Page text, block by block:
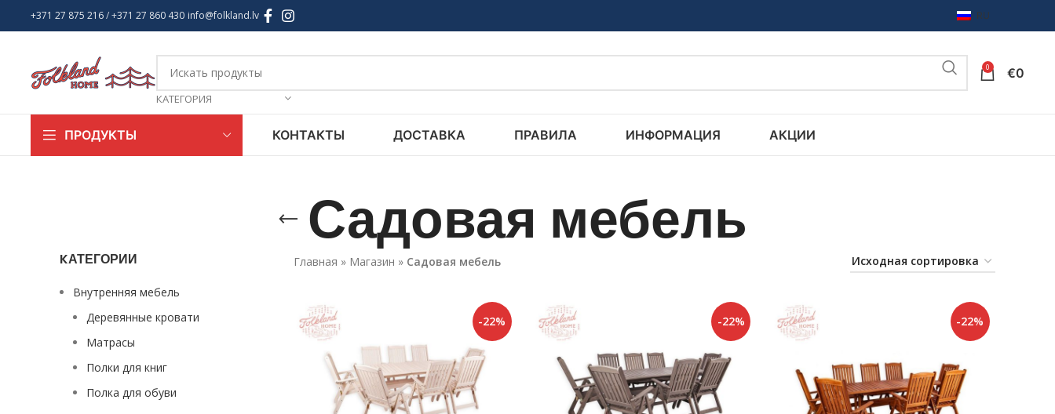
+371 27 875 216/ +371 27 860 430 info@folkland.lv RU
КАТЕГОРИЯ
0 €0
ПРОДУКТЫ КОНТАКТЫ ДОСТАВКА ПРАВИЛА ИНФОРМАЦИЯ АКЦИИ
Садовая мебель
KАТЕГОРИИ
Внутренняя мебель
Деревянные кровати
Матрасы
Полки для книг
Полка для обуви
Главная » Магазин » Садовая мебель
-22% -22% -22%